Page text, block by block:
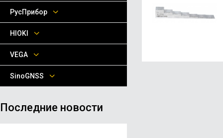
РусПрибор
HIOKI
VEGA
SinoGNSS
Последние новости